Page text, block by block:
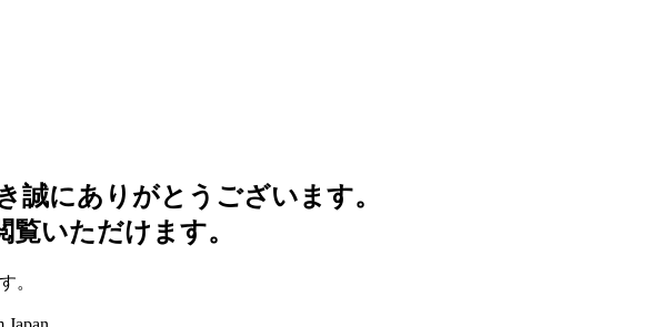
誠にありがとうございます。
いただけます。
。